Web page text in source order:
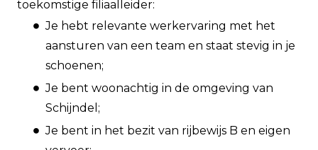
toekomstige filiaalleider:
Je hebt relevante werkervaring met het
aansturen van een team en staat stevig in je
schoenen;
Je bent woonachtig in de omgeving van
Schijndel;
Je bent in het bezit van rijbewijs B en eigen